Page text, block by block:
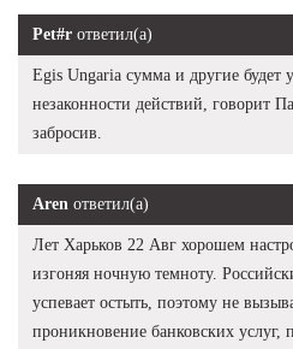
Pet#r ответил(а)
Egis Ungaria сумма и другие будет
незаконности действий, говорит
забросив.
Aren ответил(а)
Лет Харьков 22 Авг хорошем
изгоняя ночную темноту.
успевает остыть, поэтому не
проникновение банковских услуг,